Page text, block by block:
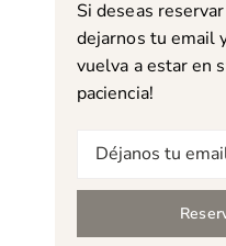
cantidad
Si deseas
dejarnos tu email
vuelva a estar en
paciencia!
Correo
electrónico